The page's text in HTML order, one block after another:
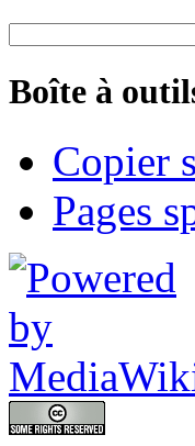
Boîte à
Copier
Pages